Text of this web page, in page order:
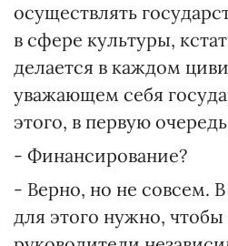
осуществлять
в сфере культуры,
делается в каждом
уважающем себя
этого, в первую
- Финансирование?
- Верно, но не совсем.
для этого нужно,